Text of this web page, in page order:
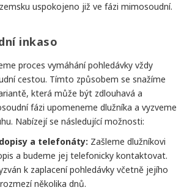
uspokojeno již ve fázi mimosoudní.
inkaso
proces vymáhání pohledávky vždy
cestou. Tímto způsobem se snažíme
která může být zdlouhavá a
fázi upomeneme dlužníka a vyzveme
Nabízejí se následující možnosti:
a telefonáty: Zašleme dlužníkovi
a budeme jej telefonicky kontaktovat.
k zaplacení pohledávky včetně jejího
několika dnů.